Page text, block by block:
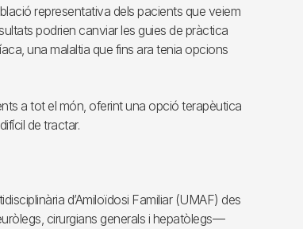
representativa dels pacients que veiem
podrien canviar les guies de pràctica
una malaltia que fins ara tenia opcions
a tot el món, oferint una opció terapèutica
de tractar.
d’Amiloïdosi Familiar (UMAF) des
cirurgians generals i hepatòlegs—